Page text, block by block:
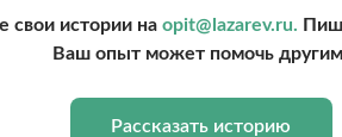
свои истории на opit@lazarev.ru.
Ваш опыт может помочь
Рассказать историю